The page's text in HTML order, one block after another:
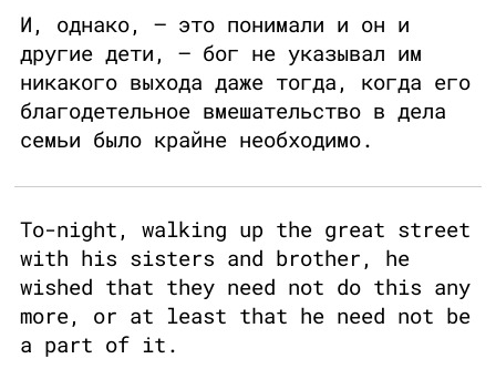
И, однако, – это понимали и он и
другие дети, – бог не указывал им
никакого выхода даже тогда, когда его
благодетельное вмешательство в дела
семьи было крайне необходимо.
To-night, walking up the great street
with his sisters and brother, he
wished that they need not do this any
more, or at least that he need not be
a part of it.